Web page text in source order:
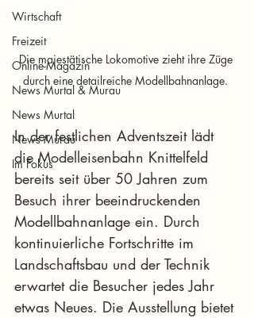
Wirtschaft
Freizeit
Online-Magazin
News Murtal & Murau
News Murtal
News Murau
Im Fokus
Die majestätische Lokomotive zieht ihre Züge
durch eine detailreiche Modellbahnanlage.
In der festlichen Adventszeit lädt
die Modelleisenbahn Knittelfeld
bereits seit über 50 Jahren zum
Besuch ihrer beeindruckenden
Modellbahnanlage ein. Durch
kontinuierliche Fortschritte im
Landschaftsbau und der Technik
erwartet die Besucher jedes Jahr
etwas Neues. Die Ausstellung bietet